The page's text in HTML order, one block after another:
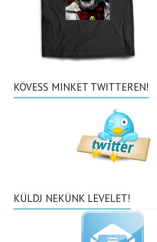
KÖVESS MINKET TWITTEREN!
KÜLDJ NEKÜNK LEVELET!